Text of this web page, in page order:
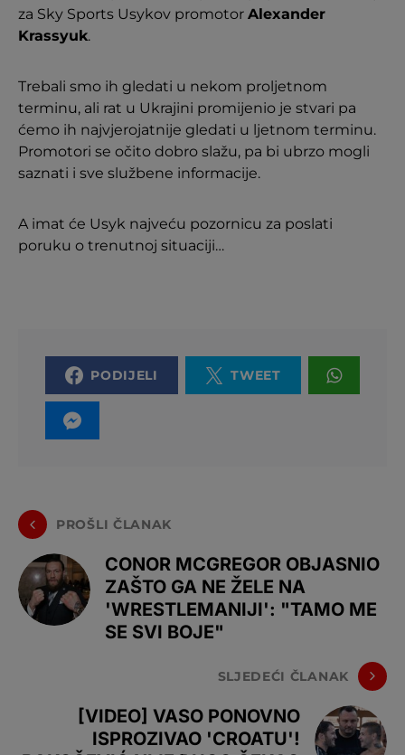
za Sky Sports Usykov promotor Alexander
Krassyuk.
Trebali smo ih gledati u nekom proljetnom
terminu, ali rat u Ukrajini promijenio je stvari pa
ćemo ih najvjerojatnije gledati u ljetnom terminu.
Promotori se očito dobro slažu, pa bi ubrzo mogli
saznati i sve službene informacije.
A imat će Usyk najveću pozornicu za poslati
poruku o trenutnoj situaciji…
PODIJELI TWEET
PROŠLI ČLANAK
CONOR MCGREGOR OBJASNIO
ZAŠTO GA NE ŽELE NA
'WRESTLEMANIJI': "TAMO ME
SE SVI BOJE"
SLJEDEĆI ČLANAK
[VIDEO] VASO PONOVNO
ISPROZIVAO 'CROATU'!